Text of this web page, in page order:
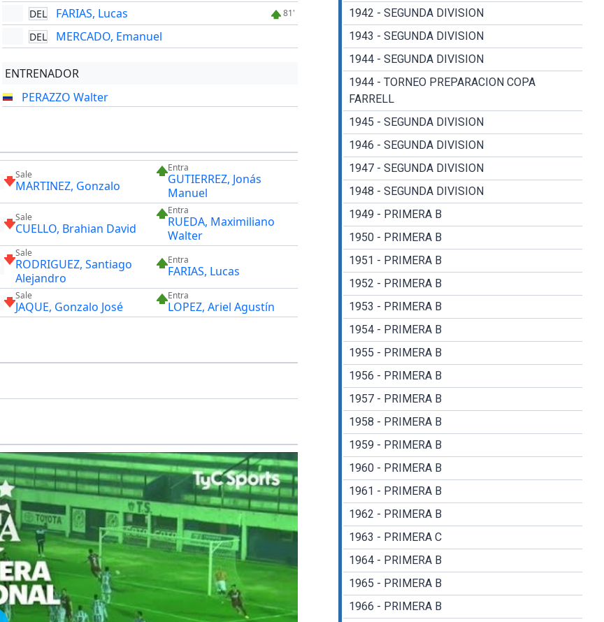
DEL FARIAS, Lucas 81'
DEL MERCADO, Emanuel
ENTRENADOR
PERAZZO Walter
Sale
MARTINEZ, Gonzalo
Entra
GUTIERREZ, Jonás
Manuel
Sale
CUELLO, Brahian David
Entra
RUEDA, Maximiliano
Walter
Sale
RODRIGUEZ, Santiago
Alejandro
Entra
FARIAS, Lucas
Sale
JAQUE, Gonzalo José
Entra
LOPEZ, Ariel Agustín
1942 - SEGUNDA DIVISION
1943 - SEGUNDA DIVISION
1944 - SEGUNDA DIVISION
1944 - TORNEO PREPARACION COPA
FARRELL
1945 - SEGUNDA DIVISION
1946 - SEGUNDA DIVISION
1947 - SEGUNDA DIVISION
1948 - SEGUNDA DIVISION
1949 - PRIMERA B
1950 - PRIMERA B
1951 - PRIMERA B
1952 - PRIMERA B
1953 - PRIMERA B
1954 - PRIMERA B
1955 - PRIMERA B
1956 - PRIMERA B
1957 - PRIMERA B
1958 - PRIMERA B
1959 - PRIMERA B
1960 - PRIMERA B
1961 - PRIMERA B
1962 - PRIMERA B
1963 - PRIMERA C
1964 - PRIMERA B
1965 - PRIMERA B
1966 - PRIMERA B